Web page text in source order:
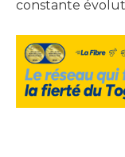
constante